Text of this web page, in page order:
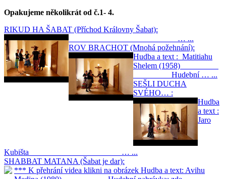
Opakujeme několikrát od č.1- 4.
RIKUD HA ŠABAT (Příchod Královny Šabat):
… ...
ROV BRACHOT (Mnohá požehnání):
Hudba a text : Matitiahu
Shelem (1958)
Hudební … ...
SEŠLI DUCHA
SVÉHO… :
Hudba
a text :
Jaro
Kubišta … ...
SHABBAT MATANA (Šabat je dar):
*** K přehrání videa klikni na obrázek Hudba a text: Avihu